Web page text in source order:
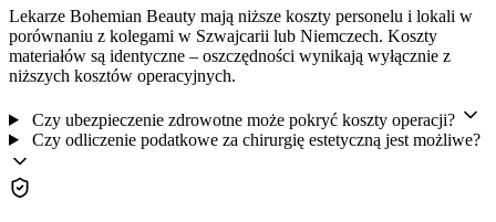
Lekarze Bohemian Beauty mają niższe koszty personelu i lokali w
porównaniu z kolegami w Szwajcarii lub Niemczech. Koszty
materiałów są identyczne – oszczędności wynikają wyłącznie z
niższych kosztów operacyjnych.
Czy ubezpieczenie zdrowotne może pokryć koszty operacji?
Czy odliczenie podatkowe za chirurgię estetyczną jest możliwe?